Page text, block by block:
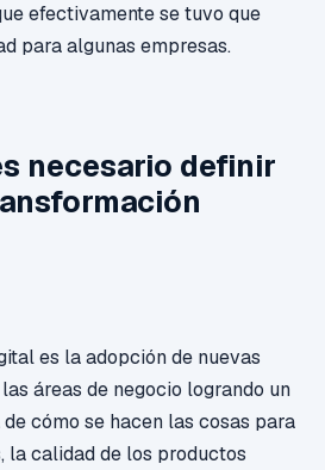
efectivamente se tuvo que
para algunas empresas.
necesario definir
es la adopción de nuevas
áreas de negocio logrando un
cómo se hacen las cosas para
la calidad de los productos